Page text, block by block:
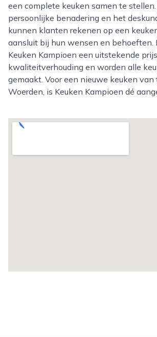
een complete keuken samen te stellen.
persoonlijke benadering en het
kunnen klanten rekenen op een
aansluit bij hun wensen en behoeften.
Keuken Kampioen een uitstekende
kwaliteitverhouding en worden alle
gemaakt. Voor een nieuwe keuken
Woerden, is Keuken Kampioen dé